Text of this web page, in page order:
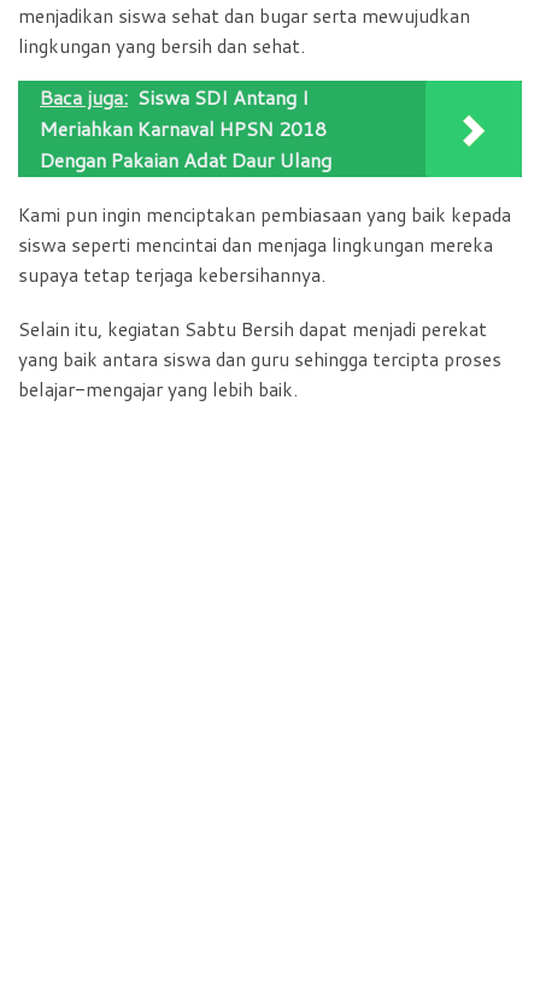
menjadikan siswa sehat dan bugar serta mewujudkan
lingkungan yang bersih dan sehat.
Baca juga: Siswa SDI Antang I
Meriahkan Karnaval HPSN 2018
Dengan Pakaian Adat Daur Ulang
Kami pun ingin menciptakan pembiasaan yang baik kepada
siswa seperti mencintai dan menjaga lingkungan mereka
supaya tetap terjaga kebersihannya.
Selain itu, kegiatan Sabtu Bersih dapat menjadi perekat
yang baik antara siswa dan guru sehingga tercipta proses
belajar-mengajar yang lebih baik.